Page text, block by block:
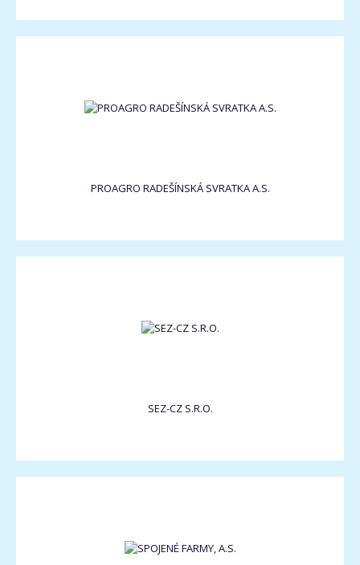
PROAGRO RADEŠÍNSKÁ SVRATKA A.S.
SEZ-CZ S.R.O.